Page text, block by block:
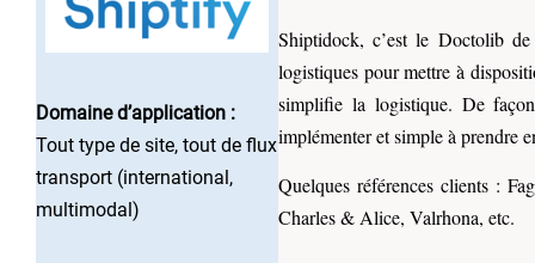
Domaine d’application :
Tout type de site, tout de flux
transport (international,
multimodal)
Shiptidock, c’est le Doctolib
logistiques pour mettre à
simplifie la logistique. De
implémenter et simple à prendre
Quelques références clients :
Charles & Alice, Valrhona, etc.